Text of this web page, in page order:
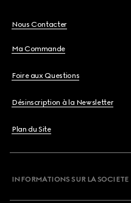
Nous Contacter
Ma Commande
Foire aux Questions
Désinscription à la Newsletter
Plan du Site
INFORMATIONS SUR LA SOCIETE